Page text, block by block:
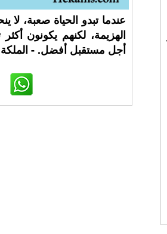
عندما تبدو الحياة صعبة، لا
الهزيمة، لكنهم يكونون
أجل مستقبل أفضل. - الملكة